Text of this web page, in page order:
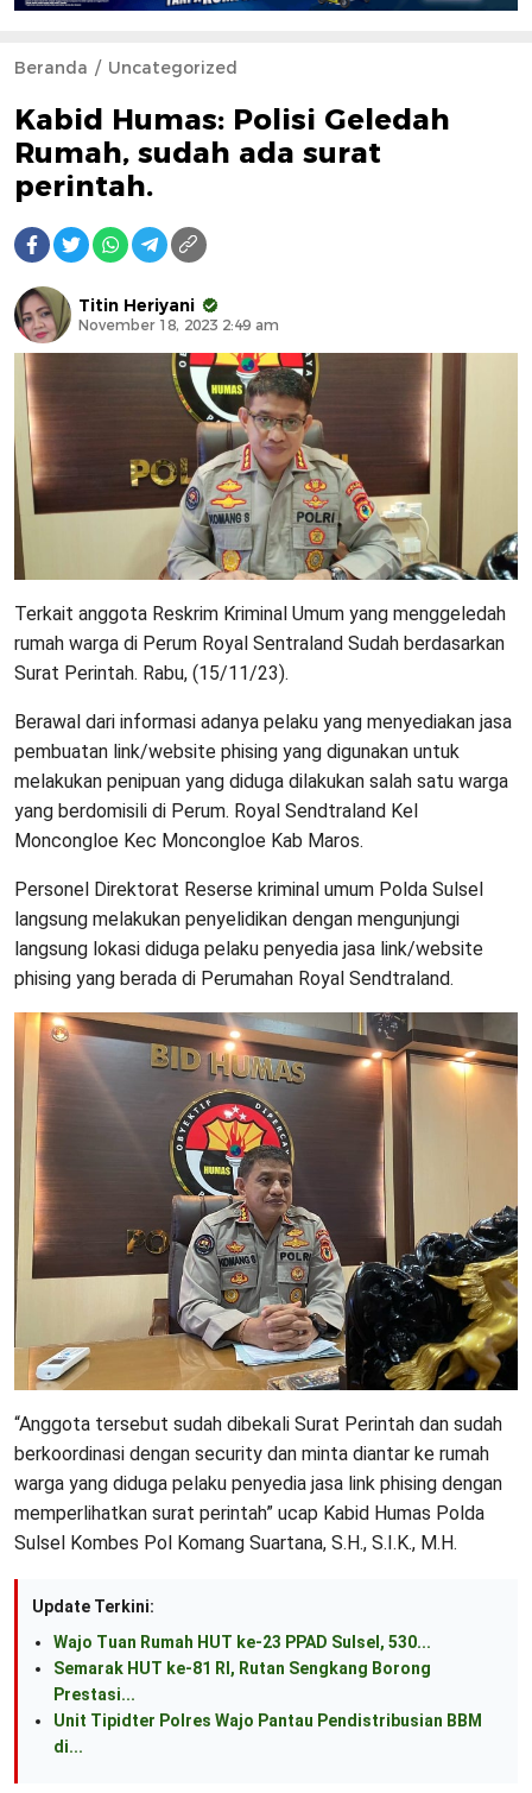
Beranda Uncategorized
Kabid Humas: Polisi Geledah
Rumah, sudah ada surat
perintah.
Titin Heriyani
November 18, 2023 2:49 am
Terkait anggota Reskrim Kriminal Umum yang menggeledah
rumah warga di Perum Royal Sentraland Sudah berdasarkan
Surat Perintah. Rabu, (15/11/23).
Berawal dari informasi adanya pelaku yang menyediakan jasa
pembuatan link/website phising yang digunakan untuk
melakukan penipuan yang diduga dilakukan salah satu warga
yang berdomisili di Perum. Royal Sendtraland Kel
Moncongloe Kec Moncongloe Kab Maros.
Personel Direktorat Reserse kriminal umum Polda Sulsel
langsung melakukan penyelidikan dengan mengunjungi
langsung lokasi diduga pelaku penyedia jasa link/website
phising yang berada di Perumahan Royal Sendtraland.
“Anggota tersebut sudah dibekali Surat Perintah dan sudah
berkoordinasi dengan security dan minta diantar ke rumah
warga yang diduga pelaku penyedia jasa link phising dengan
memperlihatkan surat perintah” ucap Kabid Humas Polda
Sulsel Kombes Pol Komang Suartana, S.H., S.I.K., M.H.
Update Terkini:
Wajo Tuan Rumah HUT ke-23 PPAD Sulsel, 530...
Semarak HUT ke-81 RI, Rutan Sengkang Borong
Prestasi...
Unit Tipidter Polres Wajo Pantau Pendistribusian BBM
di...